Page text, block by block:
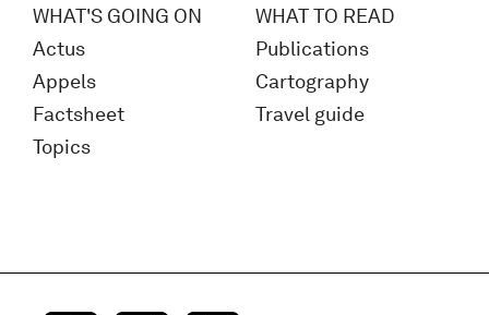
WHAT'S GOING ON
Actus
Appels
Factsheet
Topics
WHAT TO READ
Publications
Cartography
Travel guide